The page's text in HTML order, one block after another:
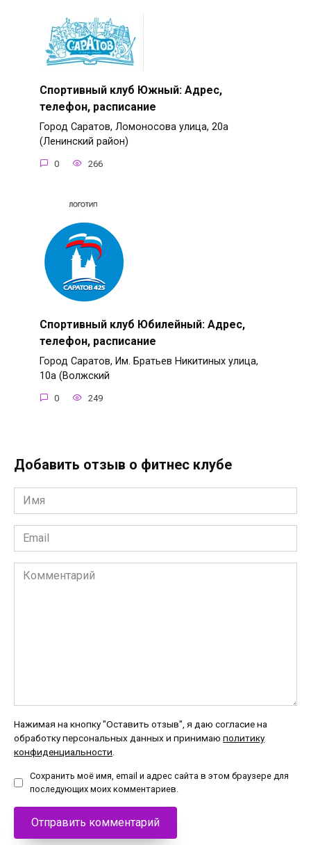
Спортивный клуб Южный: Адрес,
телефон, расписание
Город Саратов, Ломоносова улица, 20а
(Ленинский район)
0 266
Спортивный клуб Юбилейный: Адрес,
телефон, расписание
Город Саратов, Им. Братьев Никитиных улица,
10а (Волжский
0 249
Добавить отзыв о фитнес клубе
Имя
*
Email
*
Комментарий
Нажимая на кнопку "Оставить отзыв", я даю согласие на
обработку персональных данных и принимаю политику
конфиденциальности.
Сохранить моё имя, email и адрес сайта в этом браузере для
последующих моих комментариев.